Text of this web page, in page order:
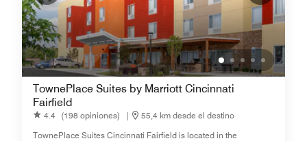
TownePlace Suites by Marriott Cincinnati
Fairfield
4.4 (198 opiniones) |
55,4 km desde el destino
TownePlace Suites Cincinnati Fairfield is located in the